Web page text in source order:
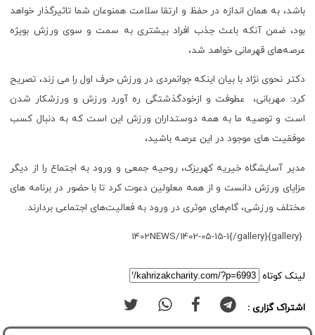
باشد، به همان اندازه در حفظ و ارتقا سلامت همنوعان شما تاثیرگذار خواهد
بود، ضمن آنکه باعث جذب افراد بیشتری به سمت و سوی ورزش بویژه
عرصه‌های قهرمانی خواهد شد،
دکتر نحوی نژاد با بیان اینکه جوانمردی در ورزش حرف اول را می زند، تصریح
کرد: مهربانی، عطوفت و ازخودگذشتگی ره آورد ورزش و ورزشکار شدن
است و توصیه ما به همه دوستداران ورزش این است که به دنبال کسب
موفقیت های موجود در این عرصه باشید،
مدیر آسایشگاه خیریه کهریزک، روحیه جمعی و ورود به اجتماع را از دیگر
مزایای ورزش دانست و از همه معلولین دعوت کرد تا با حضور در برنامه های
مختلف ورزشی، گام‌های موثری در ورود به فعالیت‌های اجتماعی بردارند.
{gallery}1402NEWS/1402-05-15-1{/gallery}
لینک کوتاه
اشتراک گزاری :